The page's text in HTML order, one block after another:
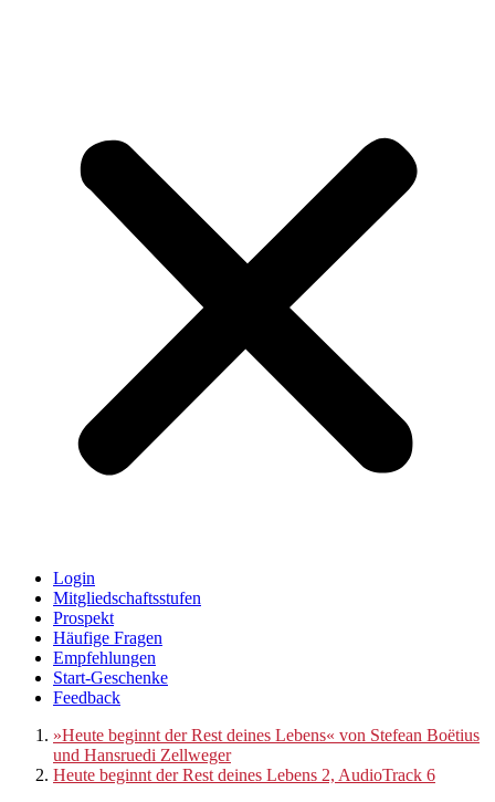
Login
Mitgliedschaftsstufen
Prospekt
Häufige Fragen
Empfehlungen
Start-Geschenke
Feedback
»Heute beginnt der Rest deines Lebens« von Stefean Boëtius
und Hansruedi Zellweger
Heute beginnt der Rest deines Lebens 2, AudioTrack 6